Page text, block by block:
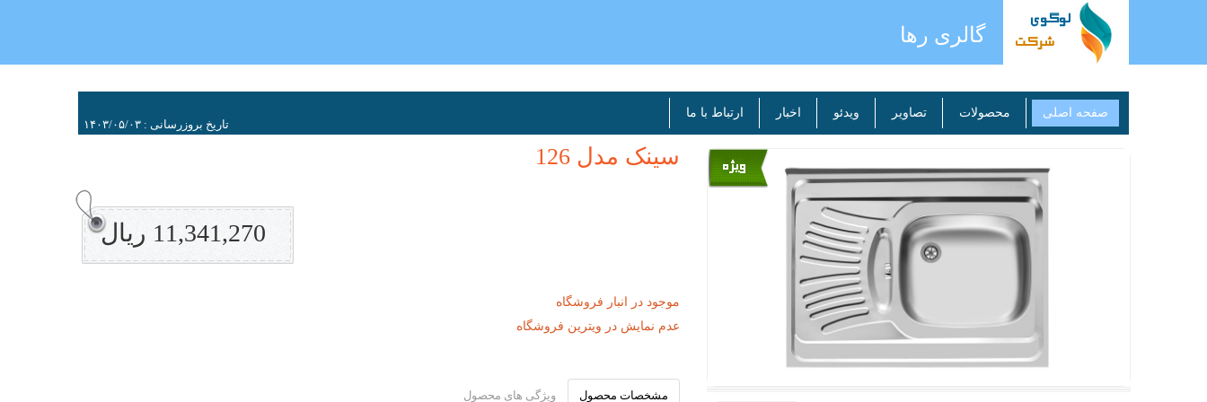
گالری رها
صفحه اصلی محصولات تصاویر ویدئو اخبار
ارتباط با ما
تاریخ بروزرسانی : ۱۴۰۳/۰۵/۰۳
سینک مدل 126
11,341,270 ریال
موجود در انبار فروشگاه
عدم نمایش در ویترین فروشگاه
مشخصات محصول ویژگی های محصول